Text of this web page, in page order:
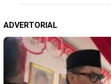
ADVERTORIAL